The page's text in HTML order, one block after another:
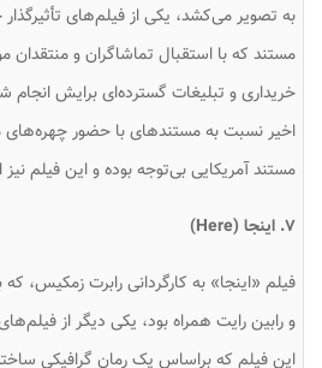
به تصویر می‌کشد، یکی از فیلم‌های
مستند که با استقبال تماشاگران و
خریداری و تبلیغات گسترده‌ای برایش
اخیر نسبت به مستندهای با حضور
مستند آمریکایی بی‌توجه بوده و این فیلم نیز
۷. اینجا (Here)
فیلم «اینجا» به کارگردانی رابرت زمکیس،
و رابین رایت همراه بود، یکی دیگر از
این فیلم که براساس یک رمان گرافیکی